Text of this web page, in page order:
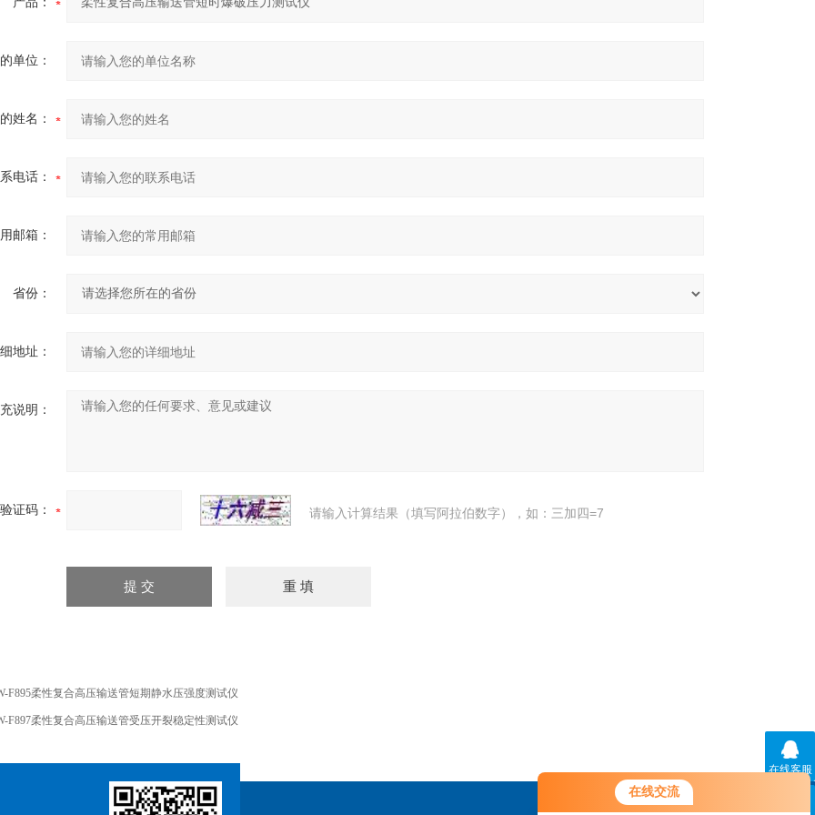
在线交流
单位：
姓名：
电话：
邮箱：
省份：
地址：
说明：
验证码： 请输入计算结果（填写阿拉伯数字），如：三加四=7
F895柔性复合高压输送管短期静水压强度测试仪
F897柔性复合高压输送管受压开裂稳定性测试仪
在线客服